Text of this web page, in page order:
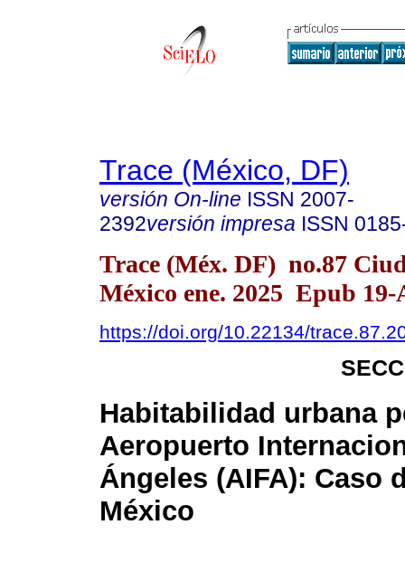
Trace (México, DF)
versión On-line ISSN 2007-
2392versión impresa ISSN
Trace (Méx. DF) no.87
México ene. 2025 Epub 19-
https://doi.org/10.22134/
Habitabilidad urbana
Aeropuerto
Ángeles (AIFA): Caso
México